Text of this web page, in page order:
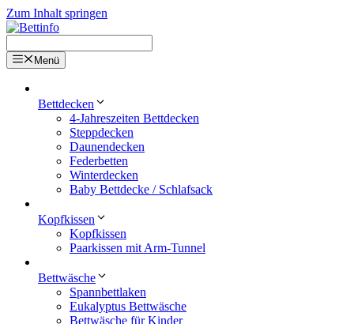
Zum Inhalt springen
Menü
Bettdecken
4-Jahreszeiten Bettdecken
Steppdecken
Daunendecken
Federbetten
Winterdecken
Baby Bettdecke / Schlafsack
Kopfkissen
Kopfkissen
Paarkissen mit Arm-Tunnel
Bettwäsche
Spannbettlaken
Eukalyptus Bettwäsche
Bettwäsche für Kinder